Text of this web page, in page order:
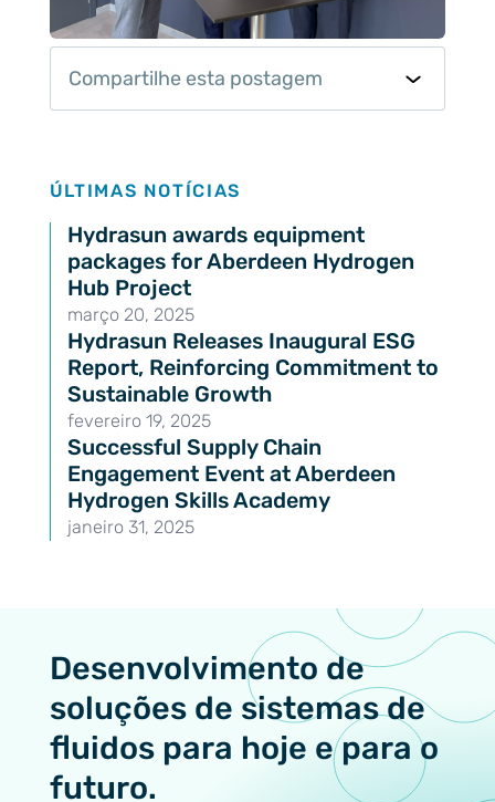
Compartilhe esta postagem
ÚLTIMAS NOTÍCIAS
Últimas notícias
Hydrasun awards equipment
packages for Aberdeen Hydrogen
Hub Project
março 20, 2025
Hydrasun Releases Inaugural ESG
Report, Reinforcing Commitment to
Sustainable Growth
fevereiro 19, 2025
Successful Supply Chain
Engagement Event at Aberdeen
Hydrogen Skills Academy
janeiro 31, 2025
Desenvolvimento de
soluções de sistemas de
fluidos para hoje e para o
futuro.